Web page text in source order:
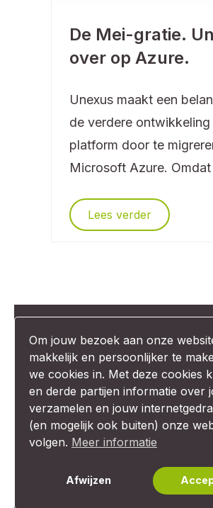
De Mei-gratie.
over op Azure.
Unexus maakt een
de verdere ontwikkeling
platform door te
Microsoft Azure. Omdat
Lees verder
© Unexus 2026 | Website
Om jouw bezoek aan onze
makkelijk en persoonlijker te
we cookies in. Met deze cookies
en derde partijen informatie over
verzamelen en jouw
(en mogelijk ook buiten) onze
volgen. Meer informatie
Afwijzen